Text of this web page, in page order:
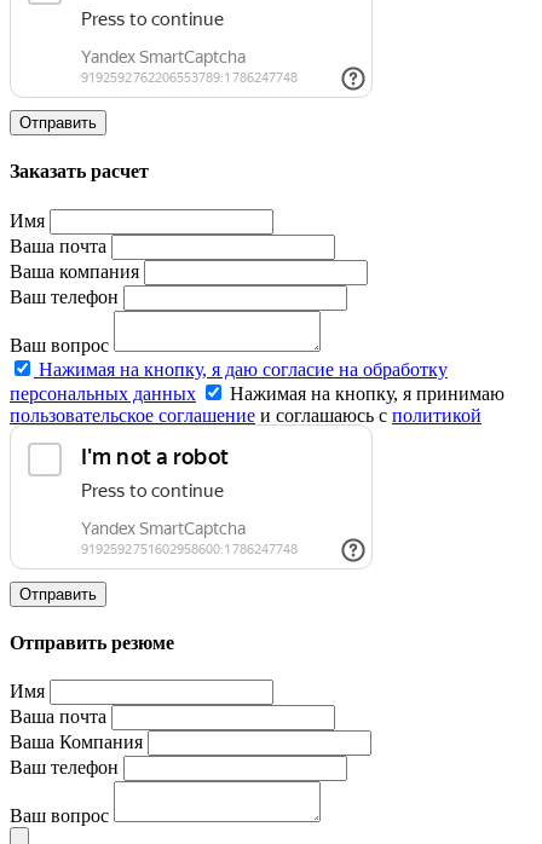
Отправить
Заказать расчет
Имя
Ваша почта
Ваша компания
Ваш телефон
Ваш вопрос
Нажимая на кнопку, я даю согласие на обработку
персональных данных
Нажимая на кнопку, я принимаю
пользовательское соглашение и соглашаюсь с политикой
конфиденциальности
Отправить
Отправить резюме
Имя
Ваша почта
Ваша Компания
Ваш телефон
Ваш вопрос